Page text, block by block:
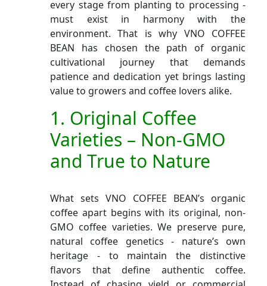
every stage from planting to processing -
must exist in harmony with the
environment. That is why VNO COFFEE
BEAN has chosen the path of organic
cultivational journey that demands
patience and dedication yet brings lasting
value to growers and coffee lovers alike.
1. Original Coffee
Varieties – Non-GMO
and True to Nature
What sets VNO COFFEE BEAN’s organic
coffee apart begins with its original, non-
GMO coffee varieties. We preserve pure,
natural coffee genetics - nature’s own
heritage - to maintain the distinctive
flavors that define authentic coffee.